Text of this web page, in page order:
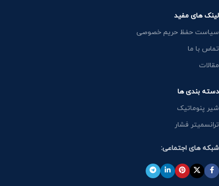
لینک های مفید
سیاست حفظ حریم خصوصی
تماس با ما
مقالات
دسته بندی ها
شیر پنوماتیک
ترانسمیتر فشار
شبکه های اجتماعی: